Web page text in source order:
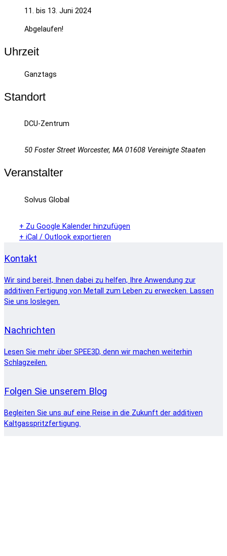
11. bis 13. Juni 2024
Abgelaufen!
Uhrzeit
Ganztags
Standort
DCU-Zentrum
50 Foster Street Worcester, MA 01608 Vereinigte Staaten
Veranstalter
Solvus Global
+ Zu Google Kalender hinzufügen
+ iCal / Outlook exportieren
Kontakt
Wir sind bereit, Ihnen dabei zu helfen, Ihre Anwendung zur
additiven Fertigung von Metall zum Leben zu erwecken. Lassen
Sie uns loslegen.
Nachrichten
Lesen Sie mehr über SPEE3D, denn wir machen weiterhin
Schlagzeilen.
Folgen Sie unserem Blog
Begleiten Sie uns auf eine Reise in die Zukunft der additiven
Kaltgasspritzfertigung.